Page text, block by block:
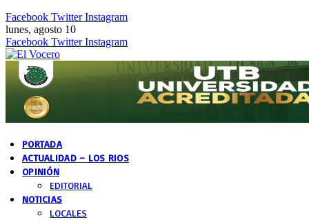
Facebook Twitter Instagram
lunes, agosto 10
Facebook Twitter Instagram
PORTADA
ACTUALIDAD – LOS RIOS
OPINIÓN
EDITORIAL
NOTICIAS
LOCALES